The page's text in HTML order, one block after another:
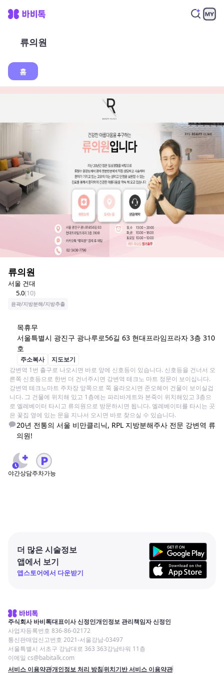
류의원
홈
류의원
서울 건대
5.0(10)
윤곽/지방분해/지방추출
목휴무
서울특별시 광진구 광나루로56길 63 현대프라임프라자 3층 310
호
주소복사
지도보기
강변역 1번 출구로 나오시면 바로 앞에 신호등이 있습니다. 신호등을 건너서 오
른쪽 신호등으로 한번 더 건너주시면 강변역 테크노 마트 정문이 보이십니다.
강변역 테크노마트 주차장 앞쪽으로 쭉 올라오시면 준오헤어 건물이 보이실겁
니다. 그 건물에 위치해 있고 1층에는 파리바게트와 본죽이 위치해있고 3층으
로 엘레베이터 타시고 류의원으로 방문하시면 됩니다. 엘레베이터를 타시는 곳
은 꽃집 옆에 있는 문을 지나서 오시면 바로 찾으실 수 있습니다.
20년 전통의 서울 비만클리닉, RPL 지방분해주사 전문 강변역 류
의원!
야간상담주차가능
더 많은 시술정보
앱에서 보기
앱스토어에서 다운받기
주식회사 바비톡대표이사 신정인개인정보 관리책임자 신정인
사업자등록번호 836-86-02172
통신판매업신고번호 2021-서울강남-03497
서울특별시 서초구 강남대로 363 363강남타워 11층
이메일 cs@babitalk.com
서비스 이용약관개인정보 처리 방침위치기반 서비스 이용약관